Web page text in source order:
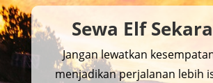
Sewa Elf
Jangan lewatkan
menjadikan perjalanan lebih